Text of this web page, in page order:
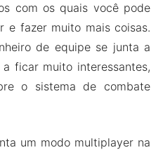
com os quais você pode
e fazer muito mais coisas.
de equipe se junta a
ficar muito interessantes,
o sistema de combate
um modo multiplayer na